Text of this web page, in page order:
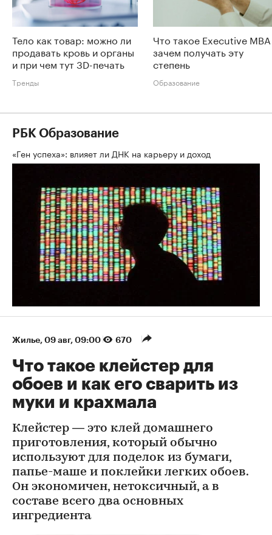
Тело как товар: можно ли
продавать кровь и органы
и при чем тут 3D-печать
Тренды
Что такое Executive
зачем получать эту
степень
Образование
РБК Образование
«Ген успеха»: влияет ли ДНК на карьеру и доход
Жилье⁠, 09 авг, 09:00 670
Что такое клейстер для
обоев и как его сварить из
муки и крахмала
Клейстер — это клей домашнего
приготовления, который обычно
используют для поделок из бумаги,
папье-маше и поклейки легких обоев.
Он экономичен, нетоксичный, а в
составе всего два основных
ингредиента